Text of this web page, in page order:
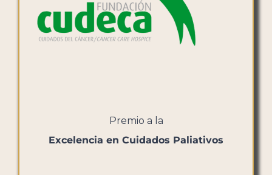
Premio a la
Excelencia en Cuidados Paliativos